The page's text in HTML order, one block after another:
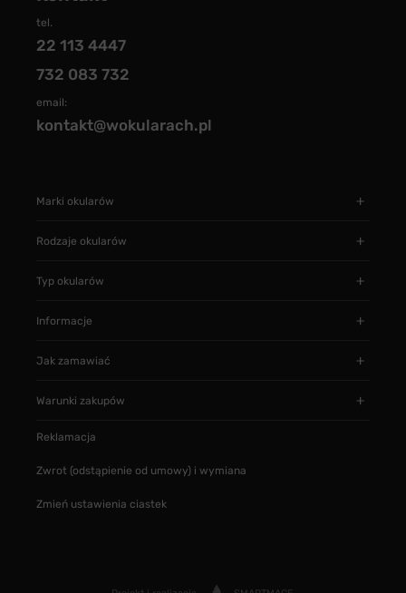
tel.
22 113 4447
732 083 732
email:
kontakt@wokularach.pl
Marki okularów
Rodzaje okularów
Typ okularów
Informacje
Jak zamawiać
Warunki zakupów
Reklamacja
Zwrot (odstąpienie od umowy) i wymiana
Zmień ustawienia ciastek